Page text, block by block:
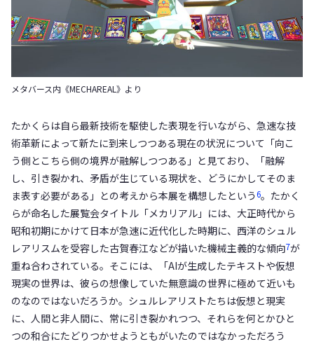
メタバース内《MECHAREAL》より
たかくらは自ら最新技術を駆使した表現を行いながら、急速な技
術革新によって新たに到来しつつある現在の状況について「向こ
う側とこちら側の境界が融解しつつある」と見ており、「融解
し、引き裂かれ、矛盾が生じている現状を、どうにかしてそのま
ま表す必要がある」との考えから本展を構想したという6。たかく
らが命名した展覧会タイトル「メカリアル」には、大正時代から
昭和初期にかけて日本が急速に近代化した時期に、西洋のシュル
レアリスムを受容した古賀春江などが描いた機械主義的な傾向7が
重ね合わされている。そこには、「AIが生成したテキストや仮想
現実の世界は、彼らの想像していた無意識の世界に極めて近いも
のなのではないだろうか。シュルレアリストたちは仮想と現実
に、人間と非人間に、常に引き裂かれつつ、それらを何とかひと
つの和合にたどりつかせようともがいたのではなかっただろう